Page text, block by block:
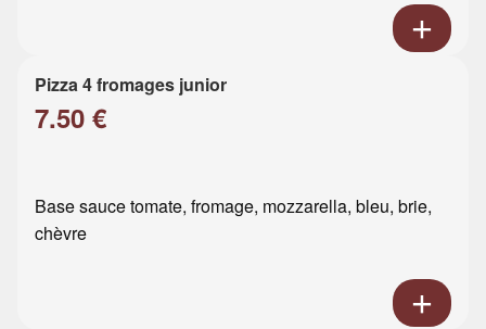
Pizza 4 fromages junior
7.50 €
Base sauce tomate, fromage, mozzarella, bleu, brie,
chèvre